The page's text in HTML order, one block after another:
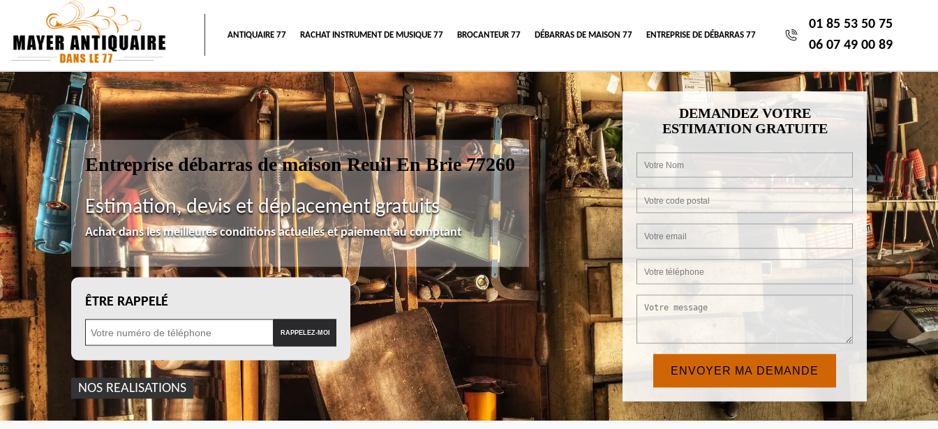
ANTIQUAIRE 77 RACHAT INSTRUMENT DE MUSIQUE 77 BROCANTEUR 77 DÉBARRAS DE MAISON 77 ENTREPRISE DE DÉBARRAS 77
01 85 53 50 75
06 07 49 00 89
Entreprise débarras de maison Reuil En Brie 77260
Estimation, devis et déplacement gratuits
Achat dans les meilleures conditions actuelles et paiement au comptant
ÊTRE RAPPELÉ
NOS REALISATIONS
DEMANDEZ VOTRE
ESTIMATION GRATUITE